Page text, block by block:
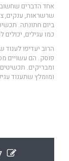
אחד הדברים
שרשראות, ענקים,
ביום חתונתה.
כמו עגילים, יכולים
הרוב יעדיפו
פוסק. הם עשויים
ומבריקים.
ומומלץ שתענוד